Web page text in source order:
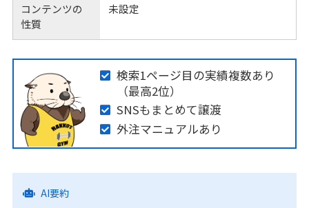
コンテンツの
性質
未設定
検索1ページ目の実績複数あり
（最高2位）
SNSもまとめて譲渡
外注マニュアルあり
AI要約